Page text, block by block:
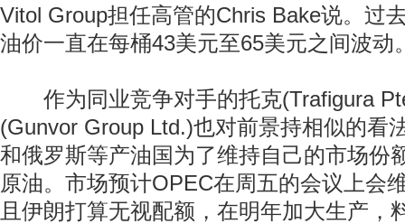
Vitol Group担任高管的Chris Bake说。过
油价一直在每桶43美元至65美元之间波动
作为同业竞争对手的托克(Trafigura
(Gunvor Group Ltd.)也对前景持相似的看
和俄罗斯等产油国为了维持自己的市场份
原油。市场预计OPEC在周五的会议上会
且伊朗打算无视配额，在明年加大生产，